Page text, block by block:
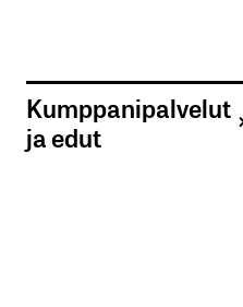
Kumppanipalvelut
ja edut